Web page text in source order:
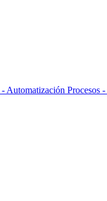
- Automatización Procesos -